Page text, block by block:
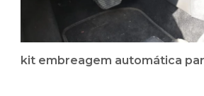
kit embreagem automática